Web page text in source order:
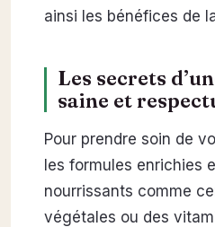
ainsi les bénéfices de
Les secrets
saine et
Pour prendre soin de
les formules enrichies
nourrissants comme
végétales ou des